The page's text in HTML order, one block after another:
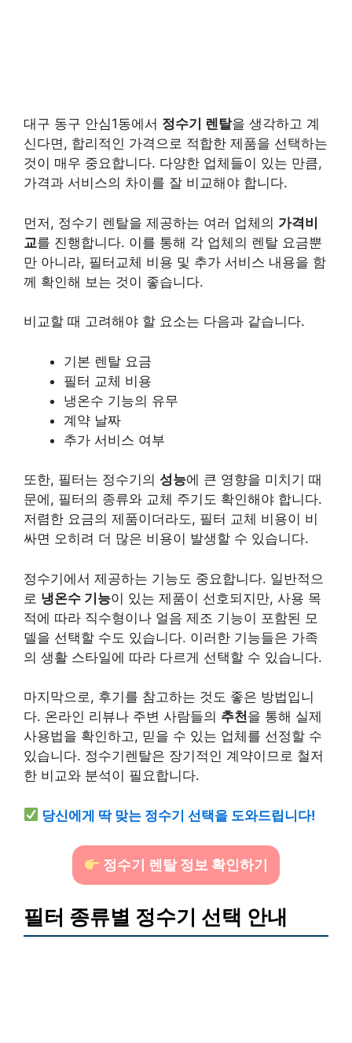
대구 동구 안심1동에서 정수기 렌탈을 생각하고 계
신다면, 합리적인 가격으로 적합한 제품을 선택하는
것이 매우 중요합니다. 다양한 업체들이 있는 만큼,
가격과 서비스의 차이를 잘 비교해야 합니다.
먼저, 정수기 렌탈을 제공하는 여러 업체의 가격비
교를 진행합니다. 이를 통해 각 업체의 렌탈 요금뿐
만 아니라, 필터교체 비용 및 추가 서비스 내용을 함
께 확인해 보는 것이 좋습니다.
비교할 때 고려해야 할 요소는 다음과 같습니다.
기본 렌탈 요금
필터 교체 비용
냉온수 기능의 유무
계약 날짜
추가 서비스 여부
또한, 필터는 정수기의 성능에 큰 영향을 미치기 때
문에, 필터의 종류와 교체 주기도 확인해야 합니다.
저렴한 요금의 제품이더라도, 필터 교체 비용이 비
싸면 오히려 더 많은 비용이 발생할 수 있습니다.
정수기에서 제공하는 기능도 중요합니다. 일반적으
로 냉온수 기능이 있는 제품이 선호되지만, 사용 목
적에 따라 직수형이나 얼음 제조 기능이 포함된 모
델을 선택할 수도 있습니다. 이러한 기능들은 가족
의 생활 스타일에 따라 다르게 선택할 수 있습니다.
마지막으로, 후기를 참고하는 것도 좋은 방법입니
다. 온라인 리뷰나 주변 사람들의 추천을 통해 실제
사용법을 확인하고, 믿을 수 있는 업체를 선정할 수
있습니다. 정수기렌탈은 장기적인 계약이므로 철저
한 비교와 분석이 필요합니다.
당신에게 딱 맞는 정수기 선택을 도와드립니다!
정수기 렌탈 정보 확인하기
필터 종류별 정수기 선택 안내